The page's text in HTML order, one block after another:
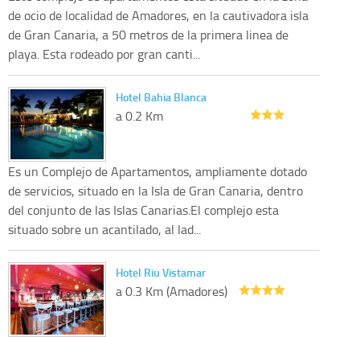
de ocio de localidad de Amadores, en la cautivadora isla
de Gran Canaria, a 50 metros de la primera linea de
playa. Esta rodeado por gran canti...
Hotel Bahia Blanca
a 0.2 Km
Es un Complejo de Apartamentos, ampliamente dotado
de servicios, situado en la Isla de Gran Canaria, dentro
del conjunto de las Islas Canarias.El complejo esta
situado sobre un acantilado, al lad...
Hotel Riu Vistamar
a 0.3 Km (Amadores)